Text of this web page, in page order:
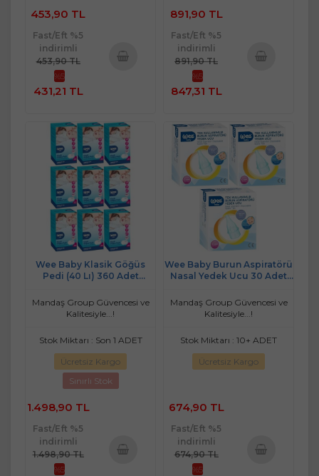
453,90 TL
Fast/Eft %5
indirimli
453,90 TL
%5
431,21 TL
891,90 TL
Fast/Eft %5
indirimli
891,90 TL
%5
847,31 TL
Wee Baby Klasik Göğüs
Pedi (40 Lı) 360 Adet
Mandaş Group Güvencesi ve
Kalitesiyle...!
Stok Miktarı : Son 1 ADET
Ücretsiz Kargo
Sınırlı Stok
1.498,90 TL
Fast/Eft %5
indirimli
1.498,90 TL
%5
Wee Baby Burun Aspiratörü
Nasal Yedek Ucu 30 Adet
Mandaş Group Güvencesi ve
Kalitesiyle...!
Stok Miktarı : 10+ ADET
Ücretsiz Kargo
674,90 TL
Fast/Eft %5
indirimli
674,90 TL
%5